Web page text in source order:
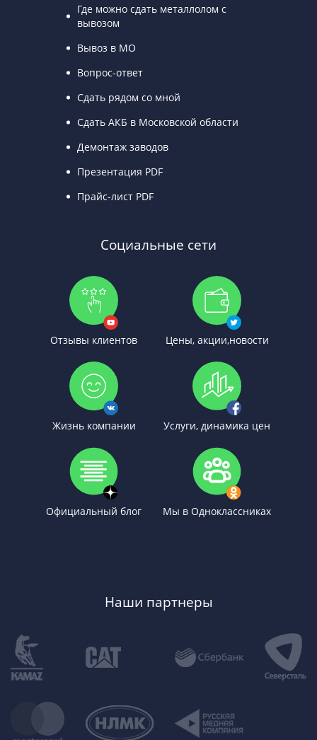
Где можно сдать металлолом с
вывозом
Вывоз в МО
Вопрос-ответ
Сдать рядом со мной
Сдать АКБ в Московской области
Демонтаж заводов
Презентация PDF
Прайс-лист PDF
Социальные сети
Отзывы клиентов Цены, акции,новости
Жизнь компании Услуги, динамика цен
Официальный блог Мы в Одноклассниках
Наши партнеры